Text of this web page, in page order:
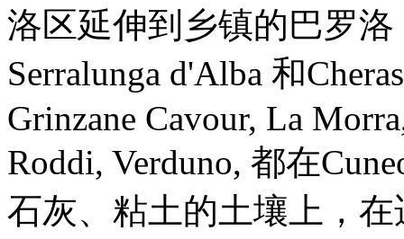
洛区延伸到乡镇的巴罗洛
Serralunga d'Alba 和
Grinzane Cavour, La
Roddi, Verduno, 都在
石灰、粘土的土壤上，